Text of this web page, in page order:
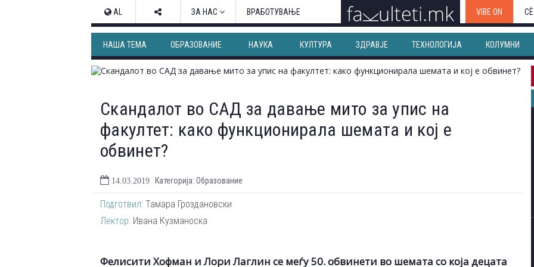
AL ЗА НАС ВРАБОТУВАЊЕ VIBE ON
НАША ТЕМА ОБРАЗОВАНИЕ НАУКА КУЛТУРА ЗДРАВЈЕ ТЕХНОЛОГИЈА КОЛУМНИ
Скандалот во САД за давање мито за упис на
факултет: како функционирала шемата и кој е
обвинет?
14.03.2019 Категорија: Образование
Подготвил: Тамара Гроздановски
Лектор: Ивана Кузманоска
Фелисити Хофман и Лори Лаглин се меѓу 50. обвинети во шемата со која децата